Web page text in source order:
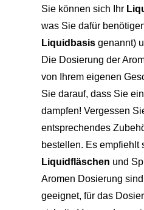
Sie können sich Ihr
was Sie dafür
Liquidbasis genannt)
Die Dosierung der
von Ihrem eigenen
Sie darauf, dass Sie
dampfen! Vergessen
entsprechendes
bestellen. Es empfiehlt
Liquidfläschen und
Aromen Dosierung
geeignet, für das